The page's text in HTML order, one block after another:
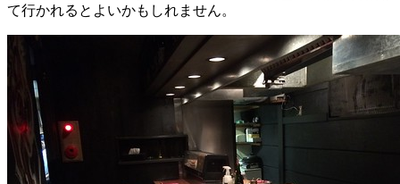
て行かれるとよいかもしれません。